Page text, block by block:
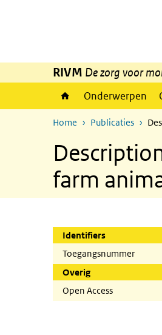
RIVM De zorg voor
Onderwerpen
Home Publicaties
farm
Identifiers
Toegangsnummer
Overig
Open Access